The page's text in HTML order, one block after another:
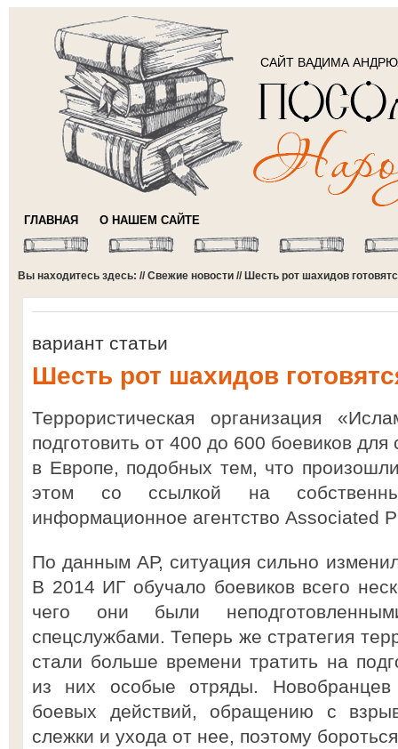
САЙТ ВАДИМА
ГЛАВНАЯ О НАШЕМ САЙТЕ
Вы находитесь здесь: //Свежие новости // Шесть рот шахидов
вариант статьи
Шесть рот шахидов
Террористическая организация
подготовить от 400 до 600 боевиков
в Европе, подобных тем, что
этом со ссылкой на
информационное агентство Associated
По данным АР, ситуация сильно
В 2014 ИГ обучало боевиков всего
чего они были
спецслужбами. Теперь же стратегия
стали больше времени тратить на
из них особые отряды. Новобранцев
боевых действий, обращению с
слежки и ухода от нее, поэтому